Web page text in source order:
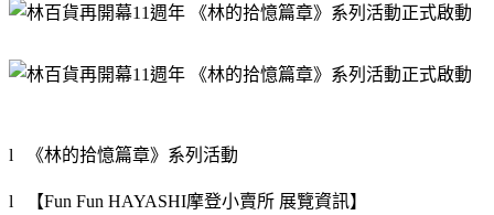
l 《林的拾憶篇章》系列活動
l 【Fun Fun HAYASHI摩登小賣所 展覽資訊】